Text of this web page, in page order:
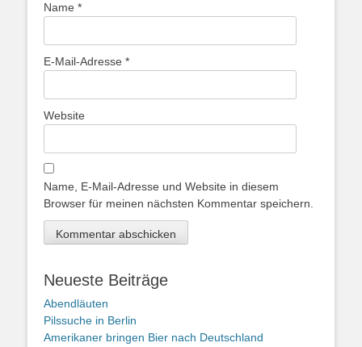
Name *
E-Mail-Adresse *
Website
Name, E-Mail-Adresse und Website in diesem
Browser für meinen nächsten Kommentar speichern.
Neueste Beiträge
Abendläuten
Pilssuche in Berlin
Amerikaner bringen Bier nach Deutschland